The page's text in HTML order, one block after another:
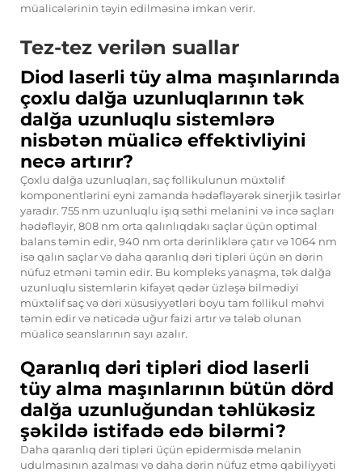
müalicələrinin təyin edilməsinə imkan verir.
Tez-tez verilən suallar
Diod laserli tüy alma maşınlarında
çoxlu dalğa uzunluqlarının tək
dalğa uzunluqlu sistemlərə
nisbətən müalicə effektivliyini
necə artırır?
Çoxlu dalğa uzunluqları, saç follikulunun müxtəlif
komponentlərini eyni zamanda hədəfləyərək sinerjik təsirlər
yaradır. 755 nm uzunluqlu işıq səthi melanini və incə saçları
hədəfləyir, 808 nm orta qalınlıqdakı saçlar üçün optimal
balans təmin edir, 940 nm orta dərinliklərə çatır və 1064 nm
isə qalın saçlar və daha qaranlıq dəri tipləri üçün ən dərin
nüfuz etməni təmin edir. Bu kompleks yanaşma, tək dalğa
uzunluqlu sistemlərin kifayət qədər üzləşə bilmədiyi
müxtəlif saç və dəri xüsusiyyətləri boyu tam follikul məhvi
təmin edir və nəticədə uğur faizi artır və tələb olunan
müalicə seanslarının sayı azalır.
Qaranlıq dəri tipləri diod laserli
tüy alma maşınlarının bütün dörd
dalğa uzunluğundan təhlükəsiz
şəkildə istifadə edə bilərmi?
Daha qaranlıq dəri tipləri üçün epidermisdə melanin
udulmasının azalması və daha dərin nüfuz etmə qabiliyyəti